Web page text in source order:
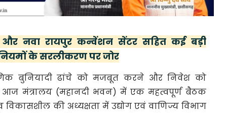
और नवा रायपुर कन्वेंशन सेंटर सहित कई बड़ी
के सरलीकरण पर जोर
बुनियादी ढांचे को मजबूत करने और निवेश को
आज मंत्रालय (महानदी भवन) में एक महत्वपूर्ण बैठक
की अध्यक्षता में उद्योग एवं वाणिज्य विभाग